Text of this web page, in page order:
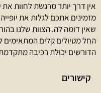
אין דרך יותר מרגשת לחוות
מזמינים אתכם לגלות את
שאין דומה לה. הצוות שלנו
החל מטיולים קלים המתאימים
הדורשים יכולת רכיבה
קישורים